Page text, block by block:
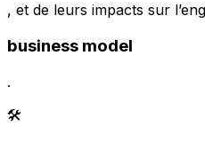
, et de leurs impacts sur
business model
.
🛠